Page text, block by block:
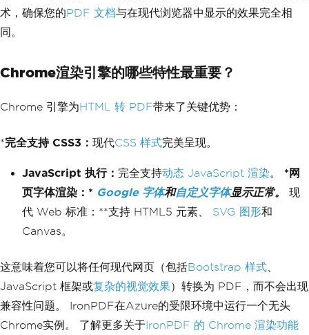
术，确保您的PDF 文档与在现代浏览器中显示的效果完全相
同。
Chrome渲染引擎的哪些特性最重要？
Chrome 引擎为HTML 转 PDF带来了关键优势：
*完全支持 CSS3： 现代CSS 样式完美呈现。
JavaScript 执行： 完全支持动态 JavaScript 渲染。 *网
页字体渲染：* Google 字体和自定义字体显示正常。 现
代 Web 标准：**支持 HTML5 元素、 SVG 图形和
Canvas。
这意味着您可以将任何现代网页（包括Bootstrap 样式
JavaScript 框架或复杂的视觉效果）转换为 PDF，而不会出现
兼容性问题。 IronPDF在Azure的受限环境中运行一个无头
Chrome实例。 了解更多关于IronPDF 的 Chrome 渲染功能